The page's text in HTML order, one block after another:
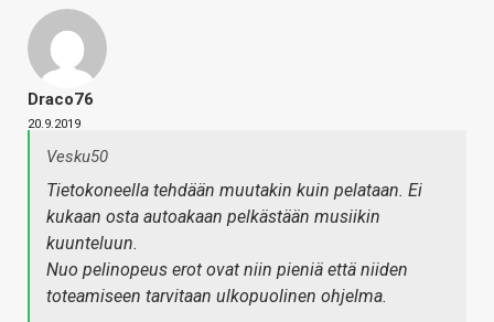
Draco76
20.9.2019
Vesku50
Tietokoneella tehdään muutakin kuin pelataan. Ei
kukaan osta autoakaan pelkästään musiikin
kuunteluun.
Nuo pelinopeus erot ovat niin pieniä että niiden
toteamiseen tarvitaan ulkopuolinen ohjelma.